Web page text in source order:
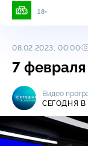
18+
08.02.2023, 00:00
7
Видео
СЕГОДНЯ